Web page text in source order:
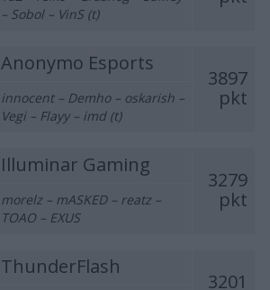
– Sobol – VinS (t)
Anonymo Esports
3897
pkt
innocent – Demho – oskarish –
Vegi – Flayy – imd (t)
Illuminar Gaming
3279
pkt
morelz – mASKED – reatz –
TOAO – EXUS
ThunderFlash
3201